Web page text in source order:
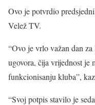
Ovo je potvrdio
Velež TV.
“Ovo je vrlo važan dan
ugovora, čija vrijednost je
funkcionisanju kluba”,
“Svoj potpis stavilo je